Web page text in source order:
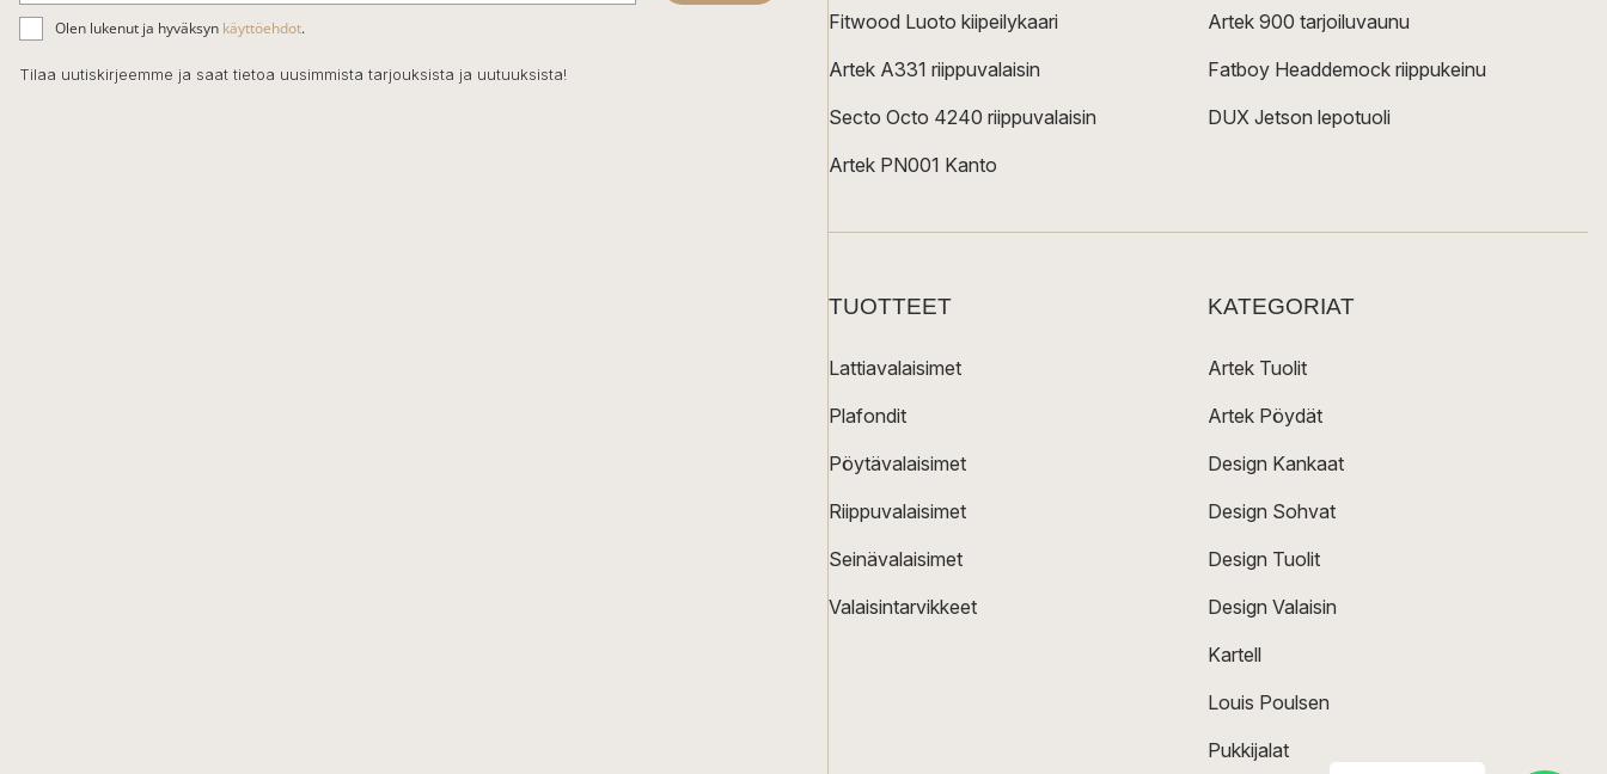
ä
h
k
Olen lukenut ja hyväksyn käyttöehdot.
Tilaa uutiskirjeemme ja saat tietoa uusimmista tarjouksista ja uutuuksista!
Fitwood Luoto kiipeilykaari
Artek A331 riippuvalaisin
Secto Octo 4240 riippuvalaisin
Artek PN001 Kanto
Artek 900 tarjoiluvaunu
Fatboy Headdemock riippukeinu
DUX Jetson lepotuoli
TUOTTEET
Lattiavalaisimet
Plafondit
Pöytävalaisimet
Riippuvalaisimet
Seinävalaisimet
Valaisintarvikkeet
KATEGORIAT
Artek Tuolit
Artek Pöydät
Design Kankaat
Design Sohvat
Design Tuolit
Design Valaisin
Kartell
Louis Poulsen
Pukkijalat